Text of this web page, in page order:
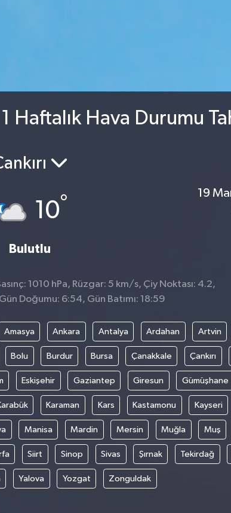
Haftalık Hava Durumu
10°
Bulutlu
19
1010 hPa, Rüzgar: 5 km/s, Çiy Noktası: 4.2,
Doğumu: 6:54, Gün Batımı: 18:59
Amasya Ankara Antalya Ardahan Artvin
Bolu Burdur Bursa Çanakkale Çankırı
Eskişehir Gaziantep Giresun Gümüşhane
Karaman Kars Kastamonu Kayseri
Manisa Mardin Mersin Muğla Muş
Siirt Sinop Sivas Şırnak Tekirdağ
Yalova Yozgat Zonguldak